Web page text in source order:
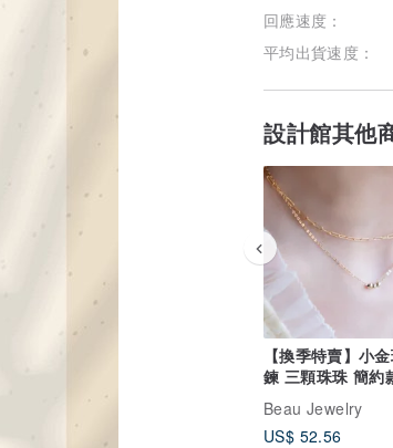
回應速度：
平均出貨速度：
設計館其他
【換季特賣】小
鍊 三顆珠珠 簡約
搭 14K 包金
Beau Jewelry
US$ 52.56